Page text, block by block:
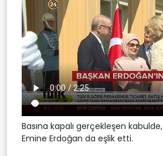
Basına kapalı gerçekleşen
Emine Erdoğan da eşlik etti.